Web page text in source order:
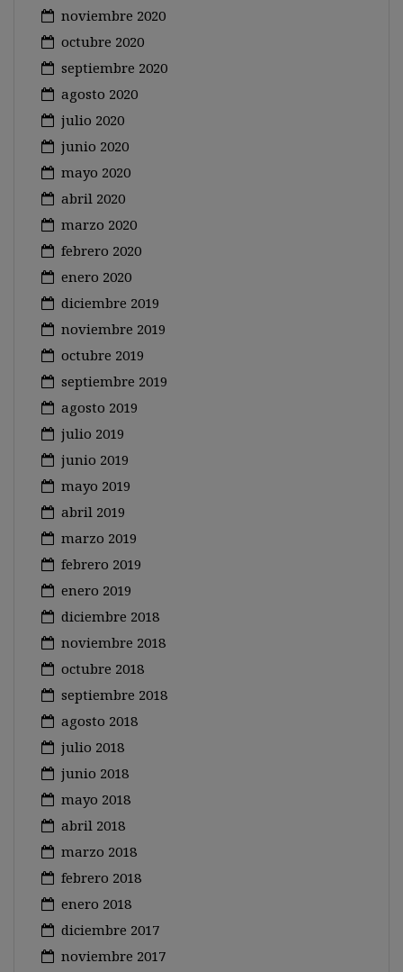
noviembre 2020
octubre 2020
septiembre 2020
agosto 2020
julio 2020
junio 2020
mayo 2020
abril 2020
marzo 2020
febrero 2020
enero 2020
diciembre 2019
noviembre 2019
octubre 2019
septiembre 2019
agosto 2019
julio 2019
junio 2019
mayo 2019
abril 2019
marzo 2019
febrero 2019
enero 2019
diciembre 2018
noviembre 2018
octubre 2018
septiembre 2018
agosto 2018
julio 2018
junio 2018
mayo 2018
abril 2018
marzo 2018
febrero 2018
enero 2018
diciembre 2017
noviembre 2017